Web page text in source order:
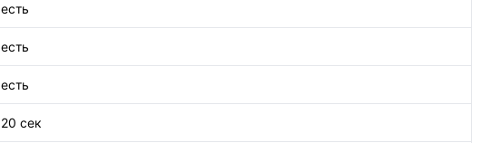
есть
есть
есть
20 сек